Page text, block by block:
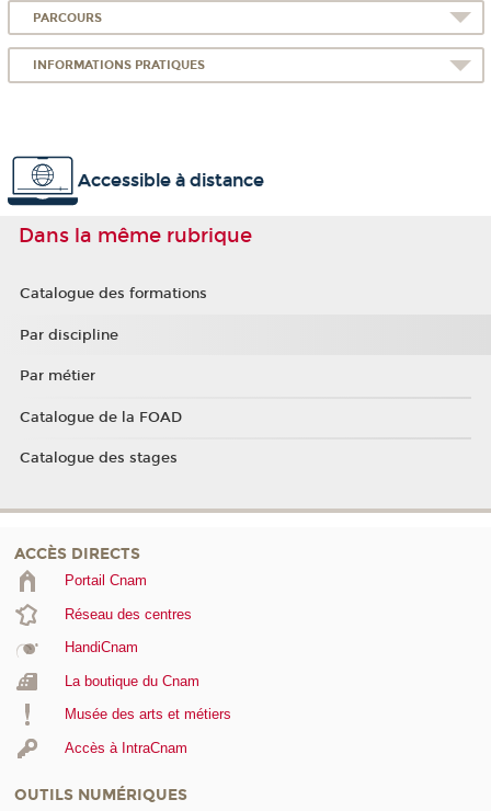
PARCOURS
INFORMATIONS PRATIQUES
Accessible à distance
Dans la même rubrique
Catalogue des formations
Par discipline
Par métier
Catalogue de la FOAD
Catalogue des stages
ACCÈS DIRECTS
Portail Cnam
Réseau des centres
HandiCnam
La boutique du Cnam
Musée des arts et métiers
Accès à IntraCnam
OUTILS NUMÉRIQUES